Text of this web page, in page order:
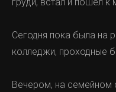
Сегодня пока была на
колледжи, проходные
Вечером, на семейном